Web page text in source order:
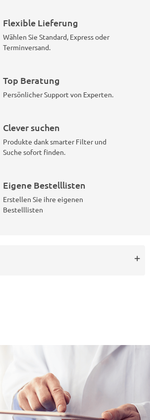
Flexible Lieferung
Wählen Sie Standard, Express oder
Terminversand.
Top Beratung
Persönlicher Support von Experten.
Clever suchen
Produkte dank smarter Filter und
Suche sofort finden.
Eigene Bestelllisten
Erstellen Sie ihre eigenen
Bestelllisten